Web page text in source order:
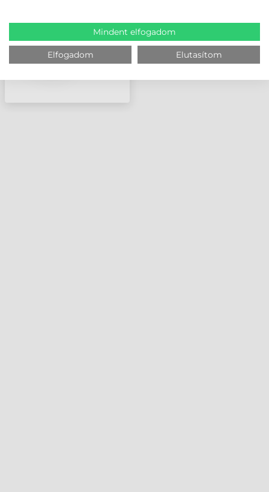
Mindent elfogadom
Elfogadom Elutasítom